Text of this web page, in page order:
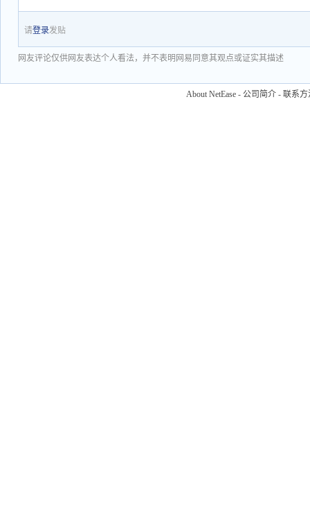
请登录发贴
网友评论仅供网友表达个人看法，并不表明网易同意其观点或证实其描述
About NetEase - 公司简介 - 联系方